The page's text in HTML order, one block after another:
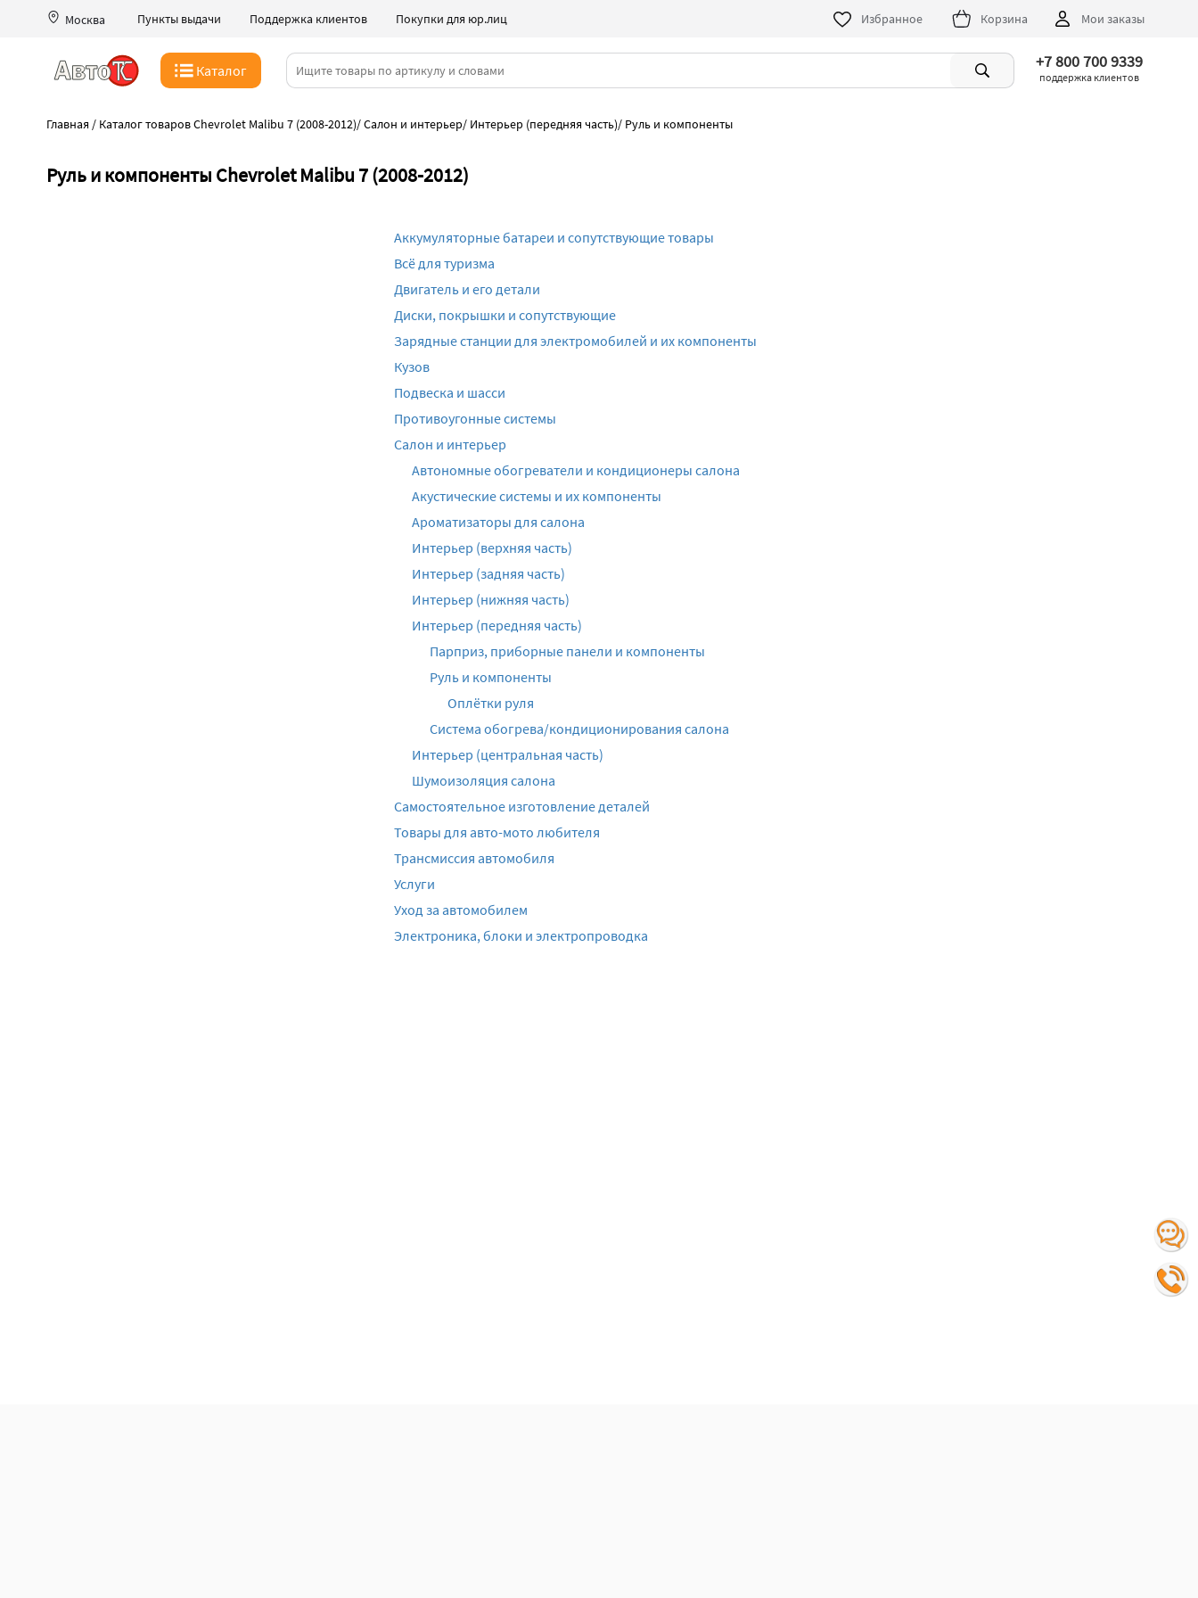
Москва Пункты выдачи Поддержка клиентов Покупки для юр.лиц Избранное Корзина Мои заказы
Каталог +7 800 700 9339
поддержка клиентов
Главная / Каталог товаров Chevrolet Malibu 7 (2008-2012)/Салон и интерьер/ Интерьер (передняя часть)/ Руль и компоненты
Руль и компоненты Chevrolet Malibu 7 (2008-2012)
Аккумуляторные батареи и сопутствующие товары
Всё для туризма
Двигатель и его детали
Диски, покрышки и сопутствующие
Зарядные станции для электромобилей и их компоненты
Кузов
Подвеска и шасси
Противоугонные системы
Салон и интерьер
Автономные обогреватели и кондиционеры салона
Акустические системы и их компоненты
Ароматизаторы для салона
Интерьер (верхняя часть)
Интерьер (задняя часть)
Интерьер (нижняя часть)
Интерьер (передняя часть)
Парприз, приборные панели и компоненты
Руль и компоненты
Оплётки руля
Система обогрева/кондиционирования салона
Интерьер (центральная часть)
Шумоизоляция салона
Самостоятельное изготовление деталей
Товары для авто-мото любителя
Трансмиссия автомобиля
Услуги
Уход за автомобилем
Электроника, блоки и электропроводка